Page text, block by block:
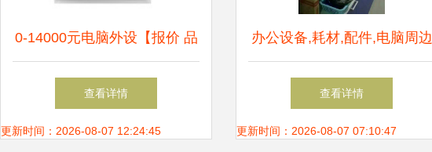
0-14000元电脑外设【报价 品
牌 测评 正品行货】-苏宁易购
查看详情
更新时间：2026-08-07 12:24:45
办公设备,耗材,配件,电脑周边
外设!兰天购物欢迎您来选购
查看详情
更新时间：2026-08-07 07:10:47